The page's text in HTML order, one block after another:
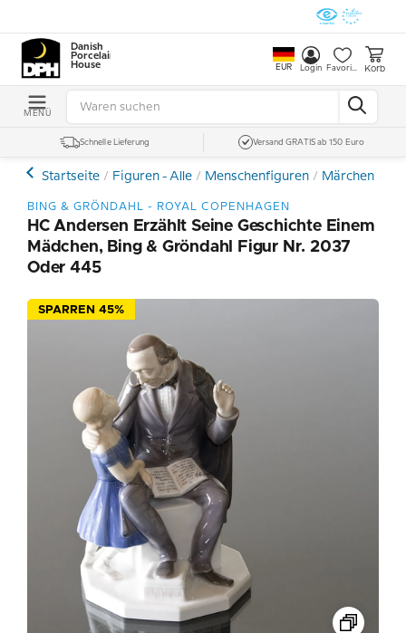
Danish
Porcelain
House
EUR Login Favoriten Korb
MENÜ
Schnelle Lieferung Versand GRATIS ab 150 Euro
Startseite Figuren - Alle Menschenfiguren Märchen und
BING & GRÖNDAHL - ROYAL COPENHAGEN
HC Andersen Erzählt Seine Geschichte Einem
Mädchen, Bing & Gröndahl Figur Nr. 2037
Oder 445
SPARREN 45%